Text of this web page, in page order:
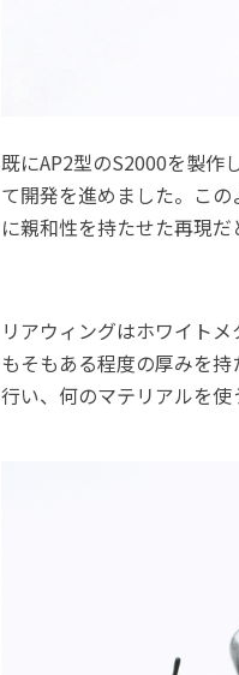
既にAP2型のS2000を製作
て開発を進めました。こ
に親和性を持たせた再現だ
リアウィングはホワイト
もそもある程度の厚みを
行い、何のマテリアルを使